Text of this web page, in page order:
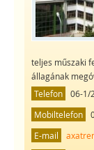
teljes műszaki
állagának
Telefon
06-1/
Mobiltelefon
E-mail